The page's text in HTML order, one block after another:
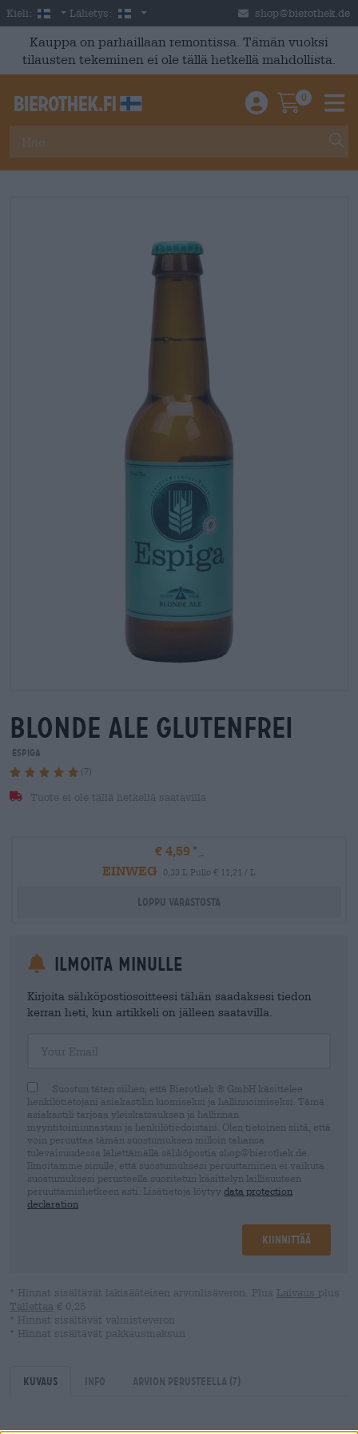
Skip to main content
Kieli: Finnish
Lähetys: Suomi shop@bierothek.de
Kauppa on parhaillaan remontissa. Tämän vuoksi
tilausten tekeminen ei ole tällä hetkellä mahdollista.
Einloggen /
0
blonde ale glutenfrei
Espiga
(7)
Tuote ei ole tällä hetkellä saatavilla
€ 4,59
EINWEG
0,33 L Pullo € 11,21 / L
Loppu varastosta
Ilmoita minulle
Kirjoita sähköpostiosoitteesi tähän saadaksesi tiedon
kerran heti, kun artikkeli on jälleen saatavilla.
Suostun täten siihen, että Bierothek ® GmbH käsittelee
henkilötietojani asiakastilin luomiseksi ja hallinnoimiseksi. Tämä
asiakastili tarjoaa yleiskatsauksen ja hallinnan
myyntitoiminnastani ja henkilötiedoistani. Olen tietoinen siitä, että
voin peruuttaa tämän suostumuksen milloin tahansa
tulevaisuudessa lähettämällä sähköpostia shop@bierothek.de.
Ilmoitamme sinulle, että suostumuksesi peruuttaminen ei vaikuta
suostumuksesi perusteella suoritetun käsittelyn laillisuuteen
peruuttamishetkeen asti. Lisätietoja löytyy data protection
declaration
Kiinnittää
* Hinnat sisältävät lakisääteisen arvonlisäveron. Plus Laivaus plus
Tallettaa € 0,25
* Hinnat sisältävät valmisteveron
* Hinnat sisältävät pakkausmaksun
Kuvaus Info Arvion perusteella (7)